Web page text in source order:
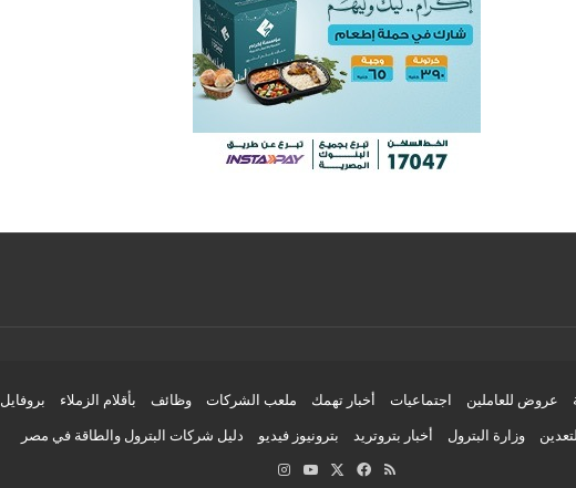
عروض للعاملين اجتماعيات أخبار تهمك ملعب الشركات وظائف بأقلام الزملاء بروفايل
وزارة البترول أخبار بتروتريد بترونيوز فيديو
دليل شركات البترول والطاقة في مصر
ملخصفيسبوك ‫YouTubeانستقرام